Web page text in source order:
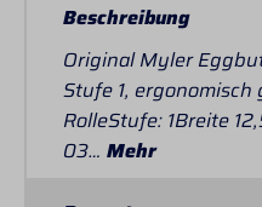
Beschreibung
Original Myler
Stufe 1,
RolleStufe: 1Breite
03… Mehr